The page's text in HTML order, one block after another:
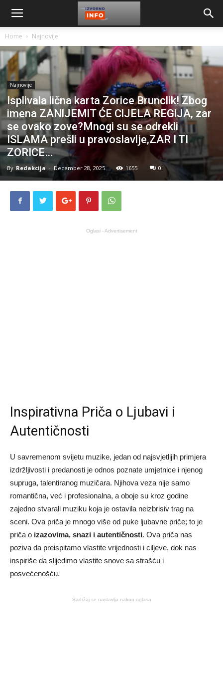
Home Najnovije
Najnovije
Isplivala lična karta Zorice Brunclik! Zbog
imena ZANlJEMlT ĆE ClJELA REGlJA, zar
se ovako zove?Mnogi su se odrekli
ISLAMA prešli u pravoslavlje,ZAR I TI
ZORICE…
By Redakcija - December 28, 2025 1655 0
Oglasi - Advertisement
Inspirativna Priča o Ljubavi i
Autentičnosti
U savremenom svijetu muzike, jedan od najsvjetlijih primjera
izdržljivosti i predanosti je odnos poznate umjetnice i njenog
supruga, talentiranog muzičara. Njihova veza nije samo
romantična, već i profesionalna, a oboje su kroz godine
zajedno stvarali muziku koja je ostavila neizbrisiv trag na
sceni. Ova priča je mnogo više od puke ljubavne priče; to je
priča o izazovima, snazi i autentičnosti. Ova priča nas
poziva da preispitamo vlastite vrijednosti i ciljeve, dok nas
inspiriše da slijedimo vlastite snove sa strašću i
posvećenošću.
Sadržaj se nastavlja nakon oglasa